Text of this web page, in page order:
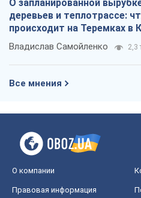
О запланированной
деревьев и теплотрассе:
происходит на Теремках в
Владислав Самойленко 2,3
Все мнения
О компании
Правовая информация